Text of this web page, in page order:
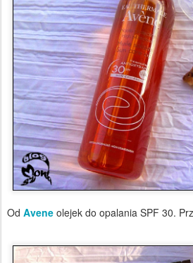
Od Avene olejek do opalania SPF 30.